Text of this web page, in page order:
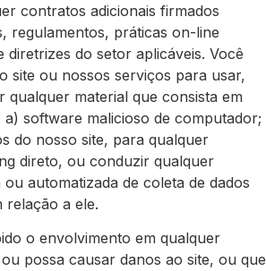
contratos adicionais firmados
regulamentos, práticas on-line
diretrizes do setor aplicáveis. Você
site ou nossos serviços para usar,
qualquer material que consista em
software malicioso de computador;
do nosso site, para qualquer
direto, ou conduzir qualquer
ou automatizada de coleta de dados
relação a ele.
o envolvimento em qualquer
possa causar danos ao site, ou que